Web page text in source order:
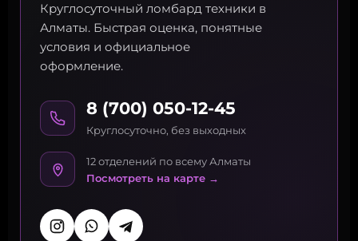
Круглосуточный ломбард техники в
Алматы. Быстрая оценка, понятные
условия и официальное
оформление.
8 (700) 050-12-45
Круглосуточно, без выходных
12 отделений по всему Алматы
Посмотреть на карте →